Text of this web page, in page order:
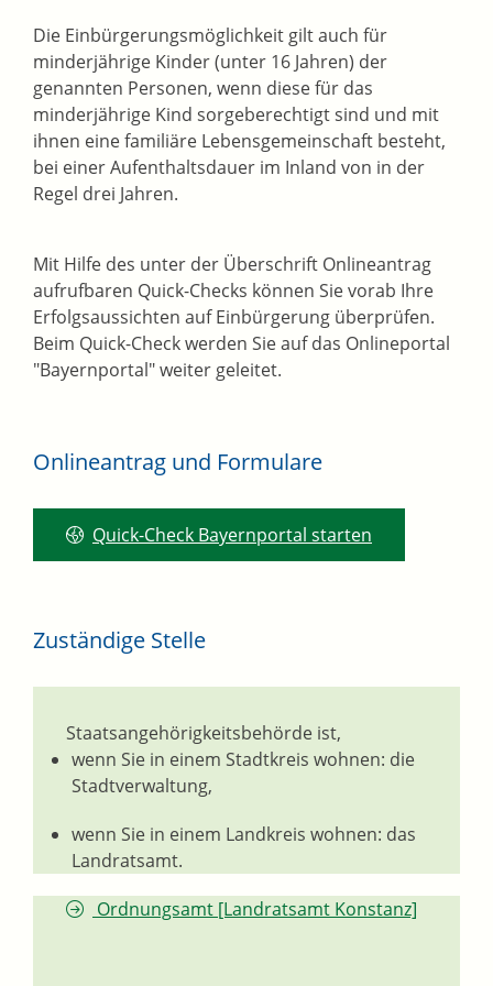
Die Einbürgerungsmöglichkeit gilt auch für
minderjährige Kinder (unter 16 Jahren) der
genannten Personen, wenn diese für das
minderjährige Kind sorgeberechtigt sind und mit
ihnen eine familiäre Lebensgemeinschaft besteht,
bei einer Aufenthaltsdauer im Inland von in der
Regel drei Jahren.
Mit Hilfe des unter der Überschrift Onlineantrag
aufrufbaren Quick-Checks können Sie vorab Ihre
Erfolgsaussichten auf Einbürgerung überprüfen.
Beim Quick-Check werden Sie auf das Onlineportal
"Bayernportal" weiter geleitet.
Onlineantrag und Formulare
Quick-Check Bayernportal starten
Zuständige Stelle
Staatsangehörigkeitsbehörde ist,
wenn Sie in einem Stadtkreis wohnen: die
Stadtverwaltung,
wenn Sie in einem Landkreis wohnen: das
Landratsamt.
Ordnungsamt [Landratsamt Konstanz]